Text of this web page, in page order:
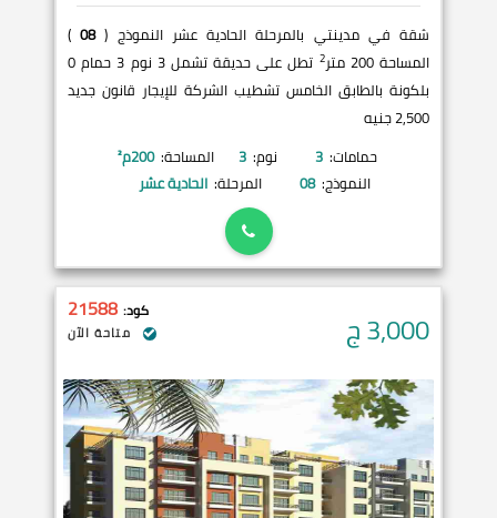
شقة في مدينتي بالمرحلة الحادية عشر النموذج (08
)
المساحة 200 متر
2
تطل على حديقة تشمل 3 نوم 3 حمام 0
بلكونة بالطابق الخامس تشطيب الشركة للإيجار قانون جديد
2,500 جنيه
حمامات: 3 نوم: 3 المساحة: 200م²
النموذج: 08 المرحلة: الحادية عشر
3,000ج كود: 21588
متاحة الآن